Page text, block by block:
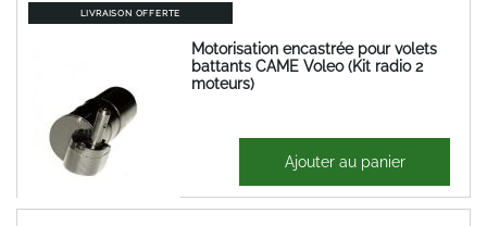
LIVRAISON OFFERTE
Motorisation encastrée pour volets
battants CAME Voleo (Kit radio 2
moteurs)
927,36 €
772,80 € Ajouter au panier